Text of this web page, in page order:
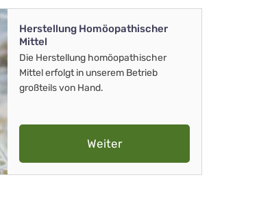
Herstellung Homöopathischer
Mittel
Die Herstellung homöopathischer
Mittel erfolgt in unserem Betrieb
großteils von Hand.
Weiter